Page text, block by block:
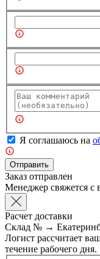
Я соглашаюсь на
Отправить
Заказ отправлен
Менеджер свяжется с
Расчет доставки
Склад № →
Логист рассчитает
течение рабочего дня.